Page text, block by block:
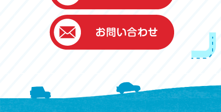
グッドワン浜松
050-5851-0338
浜北店
050-5851-0339
（年中無休24h対応）